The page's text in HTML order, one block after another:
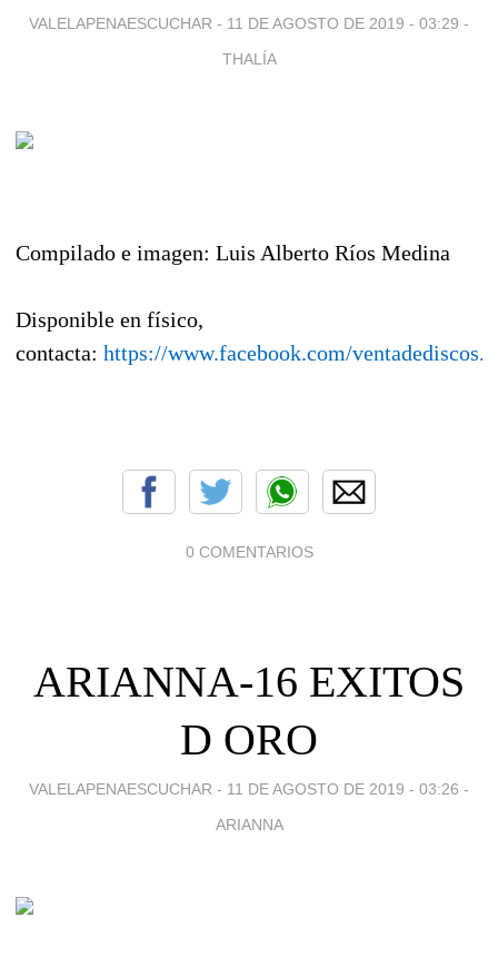
VALELAPENAESCUCHAR - 11 DE AGOSTO DE 2019 - 03:29 -
THALÍA
Compilado e imagen: Luis Alberto Ríos Medina
Disponible en físico,
contacta: https://www.facebook.com/
0 COMENTARIOS
ARIANNA-16 EXITOS
D ORO
VALELAPENAESCUCHAR - 11 DE AGOSTO DE 2019 - 03:26 -
ARIANNA